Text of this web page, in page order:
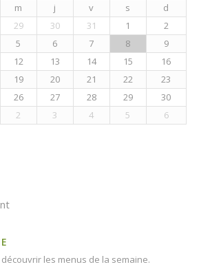
m j v s
d
29 30 31 1
2
5 6 7 8
9
12 13 14 15
16
19 20 21 22
23
26 27 28 29
30
2 3 4 5 6
les menus de la semaine.